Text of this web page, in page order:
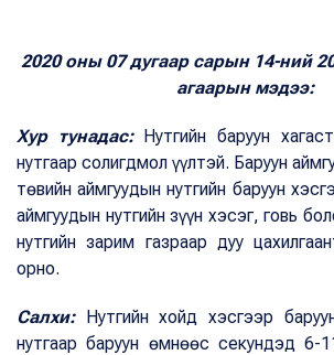
2020 оны 07 дугаар сарын 14-ний
агаарын мэдээ:
Хур тунадас:Нутгийн баруун
нутгаар солигдмол үүлтэй. Баруун
төвийн аймгуудын нутгийн баруун
аймгуудын нутгийн зүүн хэсэг, говь
нутгийн зарим газраар дуу
орно.
Салхи: Нутгийн хойд хэсгээр
нутгаар баруун өмнөөс секундэд